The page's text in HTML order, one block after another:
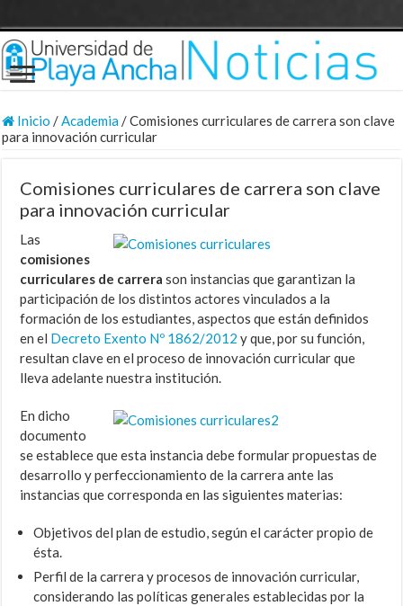
Inicio /Academia/Comisiones curriculares de carrera son clave
para innovación curricular
Comisiones curriculares de carrera son clave
para innovación curricular
Las
comisiones
curriculares de carrera son instancias que garantizan la
participación de los distintos actores vinculados a la
formación de los estudiantes, aspectos que están definidos
en el Decreto Exento Nº 1862/2012y que, por su función,
resultan clave en el proceso de innovación curricular que
lleva adelante nuestra institución.
En dicho
documento
se establece que esta instancia debe formular propuestas de
desarrollo y perfeccionamiento de la carrera ante las
instancias que corresponda en las siguientes materias:
Objetivos del plan de estudio, según el carácter propio de
ésta.
Perfil de la carrera y procesos de innovación curricular,
considerando las políticas generales establecidas por la